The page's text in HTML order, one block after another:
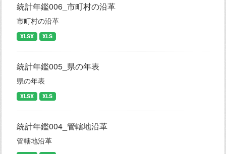
統計年鑑006_市町村の沿革
市町村の沿革
XLSX XLS
統計年鑑005_県の年表
県の年表
XLSX XLS
統計年鑑004_管轄地沿革
管轄地沿革